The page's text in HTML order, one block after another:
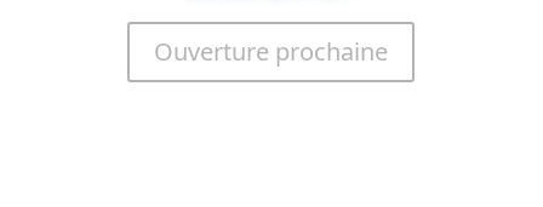
Ouverture prochaine